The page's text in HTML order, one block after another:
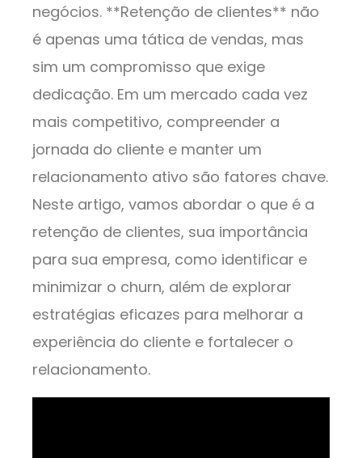
negócios. **Retenção de clientes** não
é apenas uma tática de vendas, mas
sim um compromisso que exige
dedicação. Em um mercado cada vez
mais competitivo, compreender a
jornada do cliente e manter um
relacionamento ativo são fatores chave.
Neste artigo, vamos abordar o que é a
retenção de clientes, sua importância
para sua empresa, como identificar e
minimizar o churn, além de explorar
estratégias eficazes para melhorar a
experiência do cliente e fortalecer o
relacionamento.